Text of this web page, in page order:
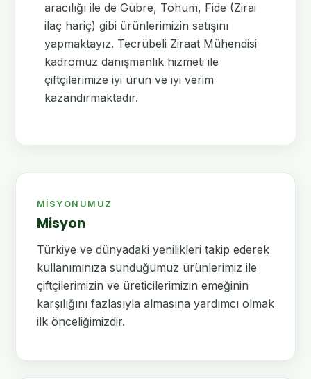
aracılığı ile de Gübre, Tohum, Fide (Zirai
ilaç hariç) gibi ürünlerimizin satışını
yapmaktayız. Tecrübeli Ziraat Mühendisi
kadromuz danışmanlık hizmeti ile
çiftçilerimize iyi ürün ve iyi verim
kazandırmaktadır.
MISYONUMUZ
Misyon
Türkiye ve dünyadaki yenilikleri takip ederek
kullanımınıza sunduğumuz ürünlerimiz ile
çiftçilerimizin ve üreticilerimizin emeğinin
karşılığını fazlasıyla almasına yardımcı olmak
ilk önceliğimizdir.